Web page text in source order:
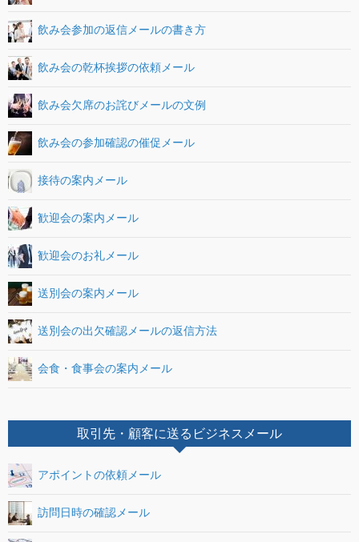
飲み会参加の返信メールの書き方
飲み会の乾杯挨拶の依頼メール
飲み会欠席のお詫びメールの文例
飲み会の参加確認の催促メール
接待の案内メール
歓迎会の案内メール
歓迎会のお礼メール
送別会の案内メール
送別会の出欠確認メールの返信方法
会食・食事会の案内メール
取引先・顧客に送るビジネスメール
アポイントの依頼メール
訪問日時の確認メール